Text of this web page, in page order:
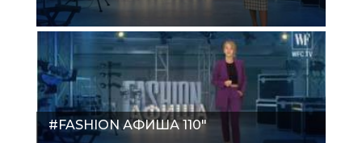
#FASHION АФИША 110"